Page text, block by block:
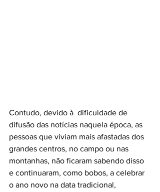
Contudo, devido à  dificuldade de
difusão das notícias naquela época, as
pessoas que viviam mais afastadas dos
grandes centros, no campo ou nas
montanhas, não ficaram sabendo disso
e continuaram, como bobos, a celebrar
o ano novo na data tradicional,